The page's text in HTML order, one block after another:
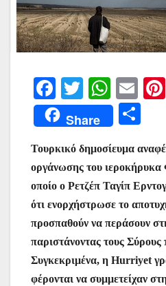
F
a
c
e
b
o
o
k
T
w
itt
er
W
h
at
s
A
p
p
E
m
ai
l
Share
ρ
α
σ
τε
ίτ
ε
Τουρκικό δημοσίευμα
οργάνωσης του ιεροκήρυκα
οποίο ο Ρετζέπ Ταγίπ
ότι ενορχήστρωσε το
προσπαθούν να περάσουν
παριστάνοντας τους Σύρους
Συγκεκριμένα, η Hurriyet
φέρονται να συμμετείχαν